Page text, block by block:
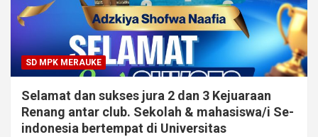
SD MPK MERAUKE
Selamat dan sukses jura 2 dan 3 Kejuaraan
Renang antar club. Sekolah & mahasiswa/i Se-
indonesia bertempat di Universitas